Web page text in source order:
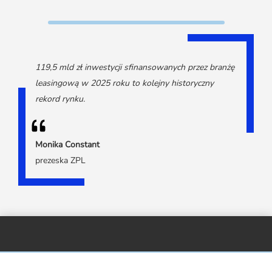
119,5 mld zł inwestycji sfinansowanych przez branżę
leasingową w 2025 roku to kolejny historyczny
rekord rynku.
Monika Constant
prezeska ZPL